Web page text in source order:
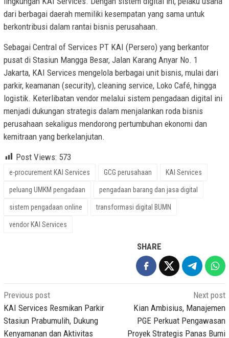
dari berbagai daerah memiliki kesempatan yang sama untuk
berkontribusi dalam rantai bisnis perusahaan.
Sebagai Central of Services PT KAI (Persero) yang berkantor
pusat di Stasiun Mangga Besar, Jalan Karang Anyar No. 1
Jakarta, KAI Services mengelola berbagai unit bisnis, mulai dari
parkir, keamanan (security), cleaning service, Loko Café, hingga
logistik. Keterlibatan vendor melalui sistem pengadaan digital ini
menjadi dukungan strategis dalam menjalankan roda bisnis
perusahaan sekaligus mendorong pertumbuhan ekonomi dan
kemitraan yang berkelanjutan.
Post Views: 573
e-procurement KAI Services GCG perusahaan KAI Services
peluang UMKM pengadaan pengadaan barang dan jasa digital
sistem pengadaan online transformasi digital BUMN
vendor KAI Services
SHARE
Post
navigation
Previous post
KAI Services Resmikan Parkir
Stasiun Prabumulih, Dukung
Kenyamanan dan Aktivitas
Next post
Kian Ambisius, Manajemen
PGE Perkuat Pengawasan
Proyek Strategis Panas Bumi